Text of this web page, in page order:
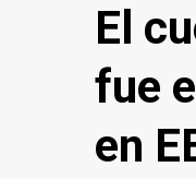
El
fue
en